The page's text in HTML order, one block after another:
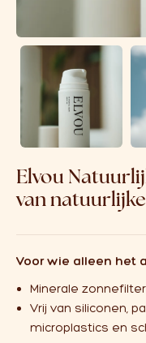
Elvou
van
Voor wie alleen het
Minerale
Vrij van siliconen,
microplastics en